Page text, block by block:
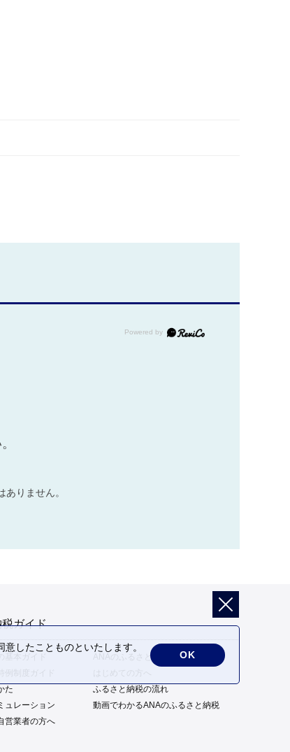
りません。
ガイド
基本ガイド
ANAのふるさと納税の特徴
例制度ガイド
た
ふるさと納税の流れ
ュレーション
動画でわかるANAのふるさと納税
営業者の方へ
したことものといたします。
OK